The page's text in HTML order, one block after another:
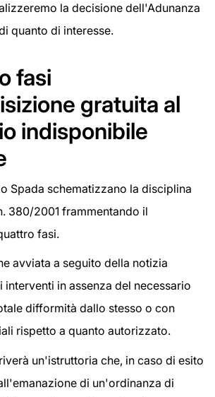
la decisione dell'Adunanza
quanto di interesse.
fasi
gratuita al
indisponibile
Spada schematizzano la disciplina
380/2001 frammentando il
fasi.
avviata a seguito della notizia
in assenza del necessario
difformità dallo stesso o con
rispetto a quanto autorizzato.
un'istruttoria che, in caso di esito
di un'ordinanza di